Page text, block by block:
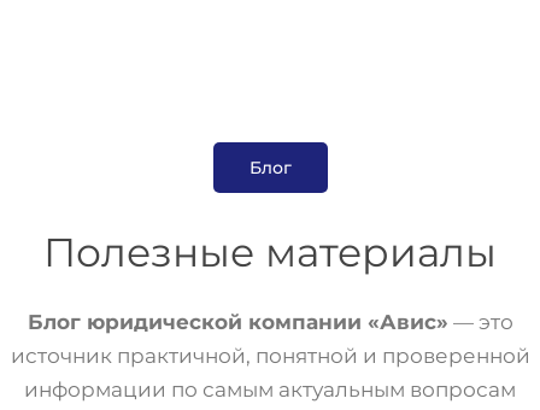
Блог
Полезные материалы
Блог юридической компании «Авис» — это
источник практичной, понятной и проверенной
информации по самым актуальным вопросам